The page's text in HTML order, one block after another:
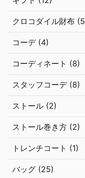
クロコダイル財布
コーデ (4)
コーディネート (8)
スタッフコーデ (8)
ストール (2)
ストール巻き方 (2)
トレンチコート (1)
バッグ (25)